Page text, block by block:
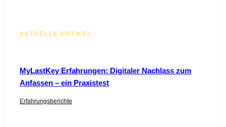
AKTUELLE ARTIKEL
MyLastKey Erfahrungen: Digitaler Nachlass zum
Anfassen – ein Praxistest
Erfahrungsberichte